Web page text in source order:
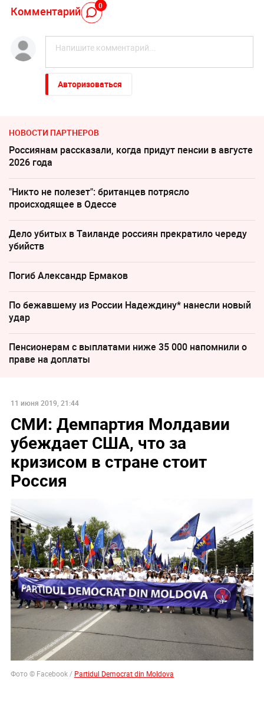
Комментарий 0
Авторизоваться
НОВОСТИ ПАРТНЕРОВ
Россиянам рассказали, когда придут пенсии в августе
2026 года
"Никто не полезет": британцев потрясло
происходящее в Одессе
Дело убитых в Таиланде россиян прекратило череду
убийств
Погиб Александр Ермаков
По бежавшему из России Надеждину* нанесли новый
удар
Пенсионерам с выплатами ниже 35 000 напомнили о
праве на доплаты
11 июня 2019, 21:44
СМИ: Демпартия Молдавии
убеждает США, что за
кризисом в стране стоит
Россия
Фото © Facebook / Partidul Democrat din Moldova